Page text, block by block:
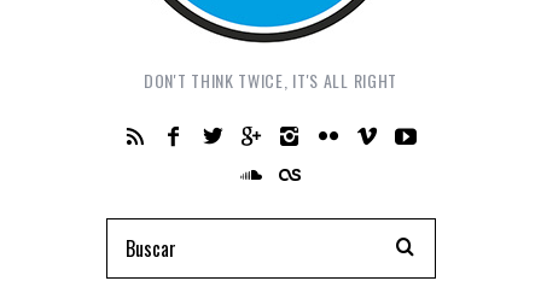
DON'T THINK TWICE, IT'S ALL RIGHT